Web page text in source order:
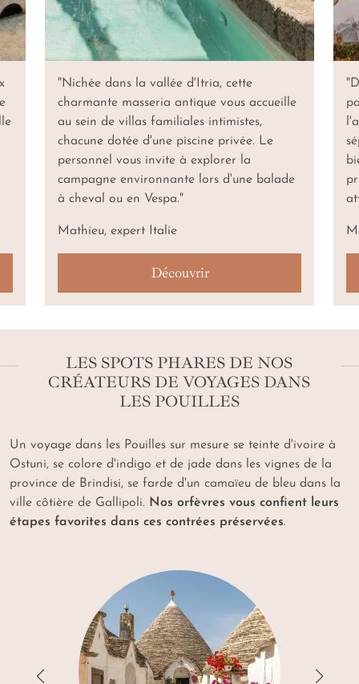
"Nichée dans la vallée d'Itria, cette
charmante masseria antique vous accueille
au sein de villas familiales intimistes,
chacune dotée d'une piscine privée. Le
personnel vous invite à explorer la
campagne environnante lors d'une balade
à cheval ou en Vespa."
Mathieu, expert Italie
Découvrir
LES SPOTS PHARES DE NOS
CRÉATEURS DE VOYAGES DANS
LES POUILLES
Un voyage dans les Pouilles sur mesure se teinte d'ivoire à
Ostuni, se colore d'indigo et de jade dans les vignes de la
province de Brindisi, se farde d'un camaïeu de bleu dans la
ville côtière de Gallipoli. Nos orfèvres vous confient leurs
étapes favorites dans ces contrées préservées.